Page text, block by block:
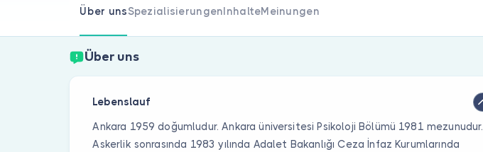
Über unsSpezialisierungen InhalteMeinungen
Über uns
Lebenslauf
Ankara 1959 doğumludur. Ankara üniversitesi Psikoloji Bölümü 1981 mezunudur.
Askerlik sonrasında 1983 yılında Adalet Bakanlığı Ceza İnfaz Kurumlarında